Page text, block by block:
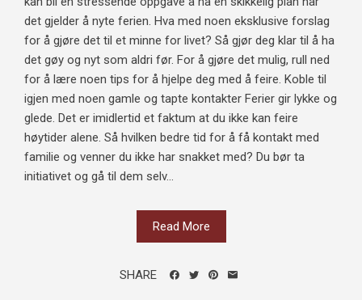
det gjelder å nyte ferien. Hva med noen eksklusive forslag
for å gjøre det til et minne for livet? Så gjør deg klar til å ha
det gøy og nyt som aldri før. For å gjøre det mulig, rull ned
for å lære noen tips for å hjelpe deg med å feire. Koble til
igjen med noen gamle og tapte kontakter Ferier gir lykke og
glede. Det er imidlertid et faktum at du ikke kan feire
høytider alene. Så hvilken bedre tid for å få kontakt med
familie og venner du ikke har snakket med? Du bør ta
initiativet og gå til dem selv...
Read More
SHARE